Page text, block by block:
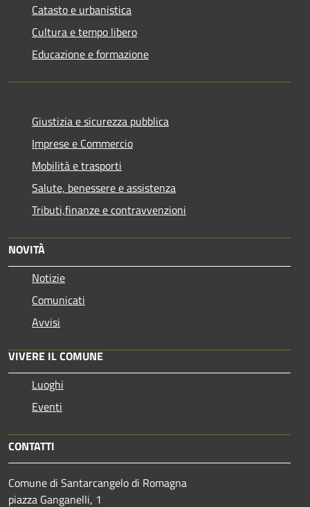
Catasto e urbanistica
Cultura e tempo libero
Educazione e formazione
Giustizia e sicurezza pubblica
Imprese e Commercio
Mobilità e trasporti
Salute, benessere e assistenza
Tributi,finanze e contravvenzioni
NOVITÀ
Notizie
Comunicati
Avvisi
VIVERE IL COMUNE
Luoghi
Eventi
CONTATTI
Comune di Santarcangelo di Romagna
piazza Ganganelli, 1